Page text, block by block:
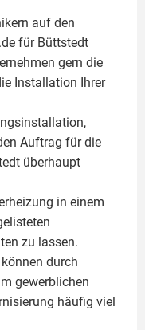
auf den
für Büttstedt
gern die
Installation Ihrer
Auftrag für die
überhaupt
in einem
zu lassen.
durch
gewerblichen
häufig viel